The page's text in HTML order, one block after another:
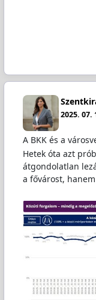
2025. 07.
A BKK és a
Hetek óta azt
átgondolatlan
a fővárost,